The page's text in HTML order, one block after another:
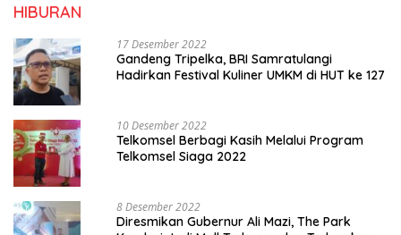
HIBURAN
17 Desember 2022
Gandeng Tripelka, BRI Samratulangi
Hadirkan Festival Kuliner UMKM di HUT ke 127
10 Desember 2022
Telkomsel Berbagi Kasih Melalui Program
Telkomsel Siaga 2022
8 Desember 2022
Diresmikan Gubernur Ali Mazi, The Park